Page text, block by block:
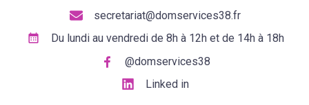
secretariat@domservices38.fr
Du lundi au vendredi de 8h à 12h et de 14h à 18h
@domservices38
Linked in